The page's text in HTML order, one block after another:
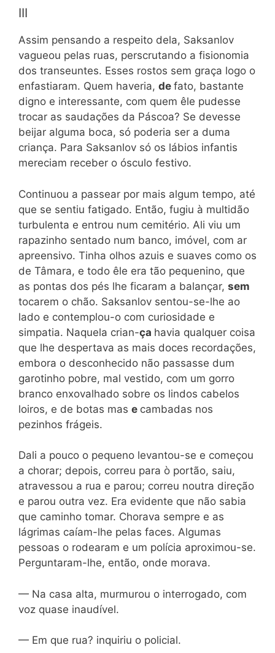
III
Assim pensando a respeito dela, Saksanlov
vagueou pelas ruas, perscrutando a fisionomia
dos transeuntes. Esses rostos sem graça logo o
enfastiaram. Quem haveria, de fato, bastante
digno e interessante, com quem êle pudesse
trocar as saudações da Páscoa? Se devesse
beijar alguma boca, só poderia ser a duma
criança. Para Saksanlov só os lábios infantis
mereciam receber o ósculo festivo.
Continuou a passear por mais algum tempo, até
que se sentiu fatigado. Então, fugiu à multidão
turbulenta e entrou num cemitério. Ali viu um
rapazinho sentado num banco, imóvel, com ar
apreensivo. Tinha olhos azuis e suaves como os
de Tâmara, e todo êle era tão pequenino, que
as pontas dos pés lhe ficaram a balançar, sem
tocarem o chão. Saksanlov sentou-se-lhe ao
lado e contemplou-o com curiosidade e
simpatia. Naquela crian-ça havia qualquer coisa
que lhe despertava as mais doces recordações,
embora o desconhecido não passasse dum
garotinho pobre, mal vestido, com um gorro
branco enxovalhado sobre os lindos cabelos
loiros, e de botas mas e cambadas nos
pezinhos frágeis.
Dali a pouco o pequeno levantou-se e começou
a chorar; depois, correu para ò portão, saiu,
atravessou a rua e parou; correu noutra direção
e parou outra vez. Era evidente que não sabia
que caminho tomar. Chorava sempre e as
lágrimas caíam-lhe pelas faces. Algumas
pessoas o rodearam e um polícia aproximou-se.
Perguntaram-lhe, então, onde morava.
— Na casa alta, murmurou o interrogado, com
voz quase inaudível.
— Em que rua? inquiriu o policial.